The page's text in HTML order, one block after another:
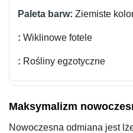
Ziemiste
Wiklinowe fotele
Rośliny egzotyczne
Maksymalizm
Nowoczesna odmiana jest